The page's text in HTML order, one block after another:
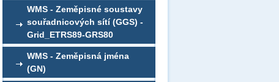
WMS - Zeměpisné soustavy
souřadnicových sítí (GGS) -
Grid_ETRS89-GRS80
WMS - Zeměpisná jména
(GN)